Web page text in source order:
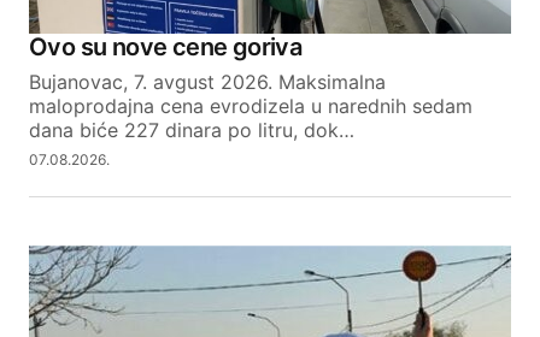
Ovo su nove cene goriva
Bujanovac, 7. avgust 2026. Maksimalna
maloprodajna cena evrodizela u narednih sedam
dana biće 227 dinara po litru, dok…
07.08.2026.